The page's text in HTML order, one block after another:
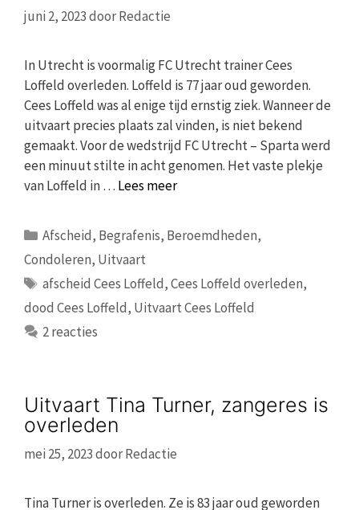
juni 2, 2023doorRedactie
In Utrecht is voormalig FC Utrecht trainer Cees
Loffeld overleden. Loffeld is 77 jaar oud geworden.
Cees Loffeld was al enige tijd ernstig ziek. Wanneer de
uitvaart precies plaats zal vinden, is niet bekend
gemaakt. Voor de wedstrijd FC Utrecht – Sparta werd
een minuut stilte in acht genomen. Het vaste plekje
van Loffeld in … Lees meer
Categorieën
Afscheid, Begrafenis, Beroemdheden,
Condoleren, Uitvaart
Tags
afscheid Cees Loffeld,Cees Loffeld overleden,
dood Cees Loffeld, Uitvaart Cees Loffeld
2 reacties
Uitvaart Tina Turner, zangeres is
overleden
mei 25, 2023doorRedactie
Tina Turner is overleden. Ze is 83 jaar oud geworden